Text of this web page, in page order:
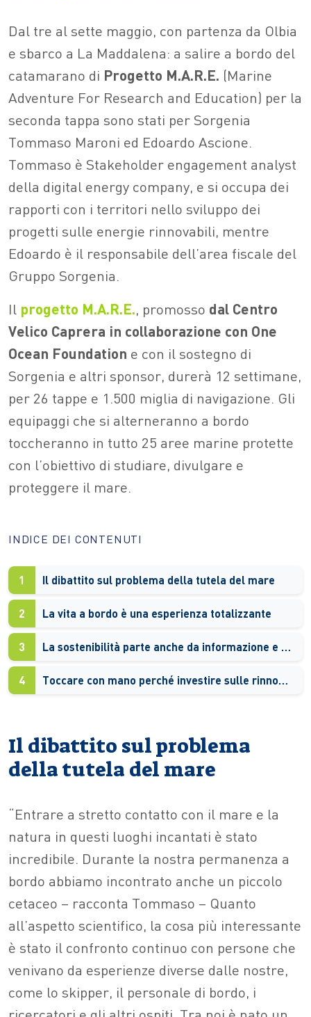
Dal tre al sette maggio, con partenza da Olbia
e sbarco a La Maddalena: a salire a bordo del
catamarano di Progetto M.A.R.E. (Marine
Adventure For Research and Education) per la
seconda tappa sono stati per Sorgenia
Tommaso Maroni ed Edoardo Ascione.
Tommaso è Stakeholder engagement analyst
della digital energy company, e si occupa dei
rapporti con i territori nello sviluppo dei
progetti sulle energie rinnovabili, mentre
Edoardo è il responsabile dell’area fiscale del
Gruppo Sorgenia.
Il progetto M.A.R.E., promosso dal Centro
Velico Caprera in collaborazione con One
Ocean Foundation e con il sostegno di
Sorgenia e altri sponsor, durerà 12 settimane,
per 26 tappe e 1.500 miglia di navigazione. Gli
equipaggi che si alterneranno a bordo
toccheranno in tutto 25 aree marine protette
con l’obiettivo di studiare, divulgare e
proteggere il mare.
INDICE DEI CONTENUTI
1 Il dibattito sul problema della tutela del mare
2 La vita a bordo è una esperienza totalizzante
3 La sostenibilità parte anche da informazione e passaparola
4 Toccare con mano perché investire sulle rinnovabili è vincente
Il dibattito sul problema
della tutela del mare
“Entrare a stretto contatto con il mare e la
natura in questi luoghi incantati è stato
incredibile. Durante la nostra permanenza a
bordo abbiamo incontrato anche un piccolo
cetaceo – racconta Tommaso – Quanto
all’aspetto scientifico, la cosa più interessante
è stato il confronto continuo con persone che
venivano da esperienze diverse dalle nostre,
come lo skipper, il personale di bordo, i